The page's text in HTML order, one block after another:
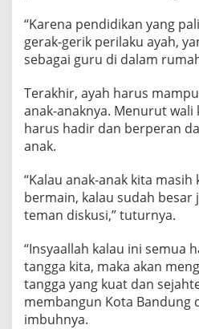
“Karena pendidikan yang
gerak-gerik perilaku ayah,
sebagai guru di dalam
Terakhir, ayah harus
anak-anaknya. Menurut wali
harus hadir dan berperan
anak.
“Kalau anak-anak kita masih
bermain, kalau sudah besar
teman diskusi,” tuturnya.
“Insyaallah kalau ini semua
tangga kita, maka akan
tangga yang kuat dan
membangun Kota Bandung
imbuhnya.